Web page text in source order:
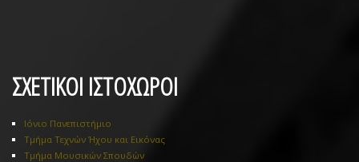
ΣΧΕΤΙΚΟΙ ΙΣΤΟΧΩΡΟΙ
Ιόνιο Πανεπιστήμιο
Τμήμα Τεχνών Ήχου και Εικόνας
Τμήμα Μουσικών Σπουδών